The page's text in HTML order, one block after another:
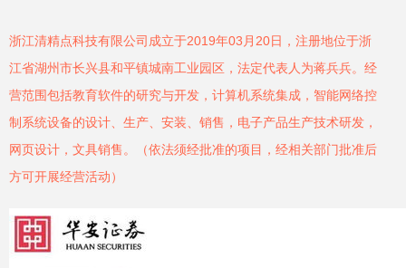
浙江清精点科技有限公司成立于2019年03月20日，注册地位于浙
江省湖州市长兴县和平镇城南工业园区，法定代表人为蒋兵兵。经
营范围包括教育软件的研究与开发，计算机系统集成，智能网络控
制系统设备的设计、生产、安装、销售，电子产品生产技术研发，
网页设计，文具销售。（依法须经批准的项目，经相关部门批准后
方可开展经营活动）